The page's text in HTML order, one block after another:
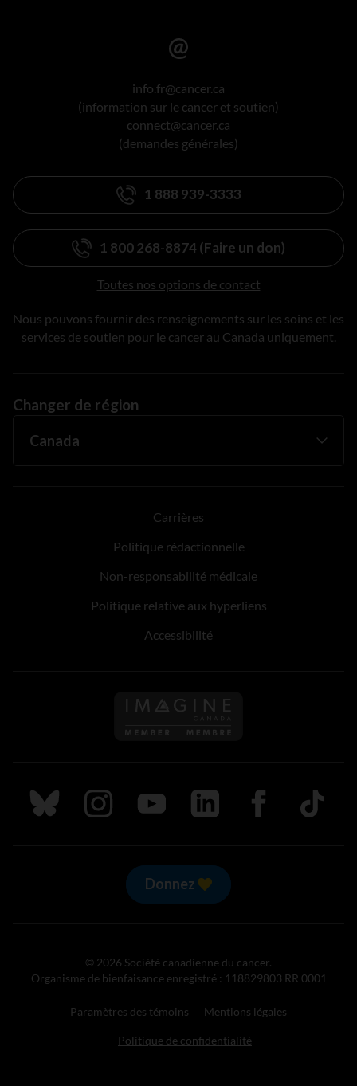
info.fr@cancer.ca
(information sur le cancer et soutien)
connect@cancer.ca
(demandes générales)
1 888 939-3333
1 800 268-8874 (Faire un don)
Toutes nos options de contact
Nous pouvons fournir des renseignements sur les soins et les
services de soutien pour le cancer au Canada uniquement.
Changer de région
Carrières
Politique rédactionnelle
Non-responsabilité médicale
Politique relative aux hyperliens
Accessibilité
Suivez nous sur Bluesky
Suivez nous sur Instagram
Suivez nous sur Youtube
Suivez nous sur LinkedIn
Suivez nous sur
TikTok
Donnez
© 2026 Société canadienne du cancer.
Organisme de bienfaisance enregistré : 118829803 RR 0001
Paramètres des témoins Mentions légales
Politique de confidentialité